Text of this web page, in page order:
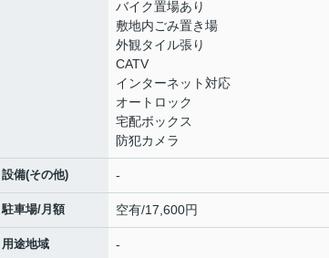
バイク置場あり
敷地内ごみ置き場
外観タイル張り
CATV
インターネット対応
オートロック
宅配ボックス
防犯カメラ
設備(その他) -
駐車場/月額 空有/17,600円
用途地域 -